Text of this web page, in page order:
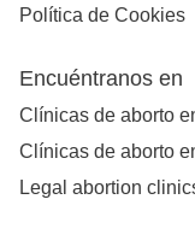
Política de Cookies
Encuéntranos en
Clínicas de aborto
Clínicas de aborto
Legal abortion